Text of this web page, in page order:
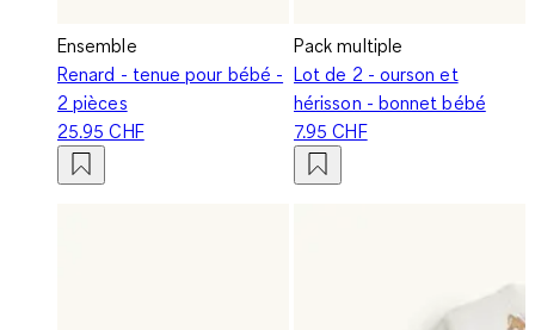
Ensemble
Renard - tenue pour bébé -
2 pièces
25.95 CHF
Pack multiple
Lot de 2 - ourson et
hérisson - bonnet bébé
7.95 CHF